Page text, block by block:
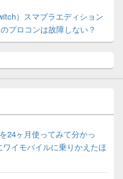
）スマブラエディション
プロコンは故障しない？
24ヶ月使ってみて分かっ
イモバイルに乗りかえたほ